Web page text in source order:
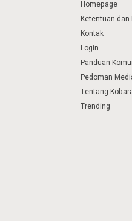
Homepage
Ketentuan dan
Kontak
Login
Panduan
Pedoman
Tentang
Trending